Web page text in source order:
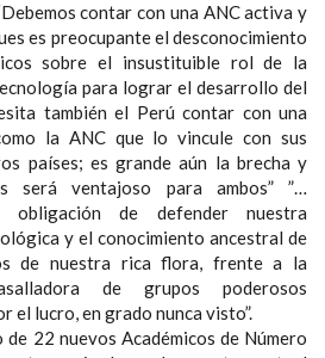
contar con una ANC activa y
es preocupante el desconocimiento
sobre el insustituible rol de la
para lograr el desarrollo del
también el Perú contar con una
la ANC que lo vincule con sus
países; es grande aún la brecha y
será ventajoso para ambos” ”…
obligación de defender nuestra
y el conocimiento ancestral de
de nuestra rica flora, frente a la
de grupos poderosos
el lucro, en grado nunca visto”.
de 22 nuevos Académicos de Número